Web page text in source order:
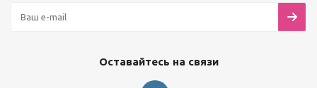
Оставайтесь на связи